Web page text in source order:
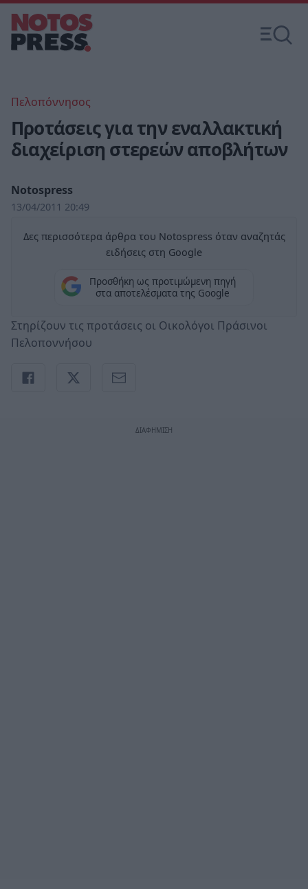
Πελοπόννησος
Προτάσεις για την εναλλακτική
διαχείριση στερεών αποβλήτων
Notospress
13/04/2011 20:49
Δες περισσότερα άρθρα του Notospress όταν αναζητάς
ειδήσεις στη Google
Προσθήκη ως προτιμώμενη πηγή
στα αποτελέσματα της Google
Στηρίζουν τις προτάσεις οι Οικολόγοι Πράσινοι
Πελοποννήσου